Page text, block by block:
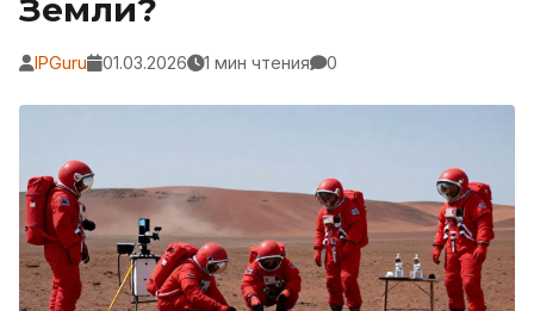
Земли?
IPGuru 01.03.2026 1 мин чтения 0